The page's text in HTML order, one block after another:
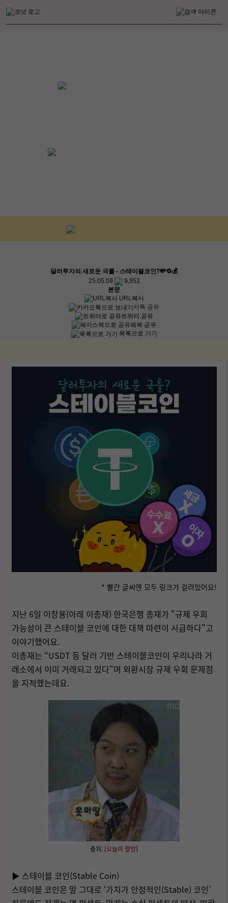
달러투자의 새로운 국룰 - 스테이블코인?💸🔁💰
25.05.09
9,953
본문
URL복사
카톡 공유
트위터 공유
페북 공유
목록으로 가기
* 빨간 글씨엔 모두 링크가 걸려있어요!
지난 6일 이창용(아래 이총재) 한국은행 총재가 "규제 우회
가능성이 큰 스테이블 코인에 대한 대책 마련이 시급하다"고
이야기했어요.
이총재는 “USDT 등 달러 기반 스테이블코인이 우리나라 거
래소에서 이미 거래되고 있다"며 외환시장 규제 우회 문제점
을 지적했는데요.
출처: [오늘의 짤방]
▶ 스테이블 코인(Stable Coin)
스테이블 코인은 말 그대로 ‘가치가 안정적인(Stable) 코인’